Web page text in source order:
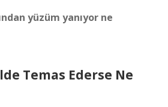
yüzüm yanıyor ne
Temas Ederse Ne